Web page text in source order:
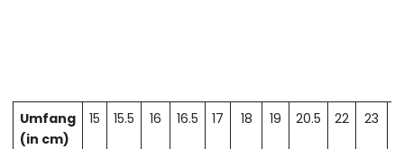
Umfang
(in cm)
15 15.5 16 16.5 17 18 19 20.5 22 23